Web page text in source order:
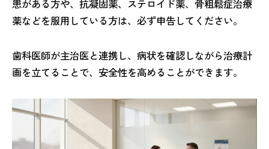
患がある方や、抗凝固薬、ステロイド薬、骨粗鬆症治療
薬などを服用している方は、必ず申告してください。
歯科医師が主治医と連携し、病状を確認しながら治療計
画を立てることで、安全性を高めることができます。